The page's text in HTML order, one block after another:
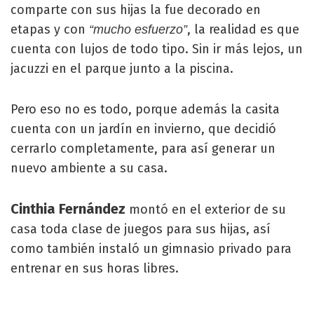
comparte con sus hijas la fue decorado en
etapas y con “mucho esfuerzo”, la realidad es que
cuenta con lujos de todo tipo. Sin ir más lejos, un
jacuzzi en el parque junto a la piscina.
Pero eso no es todo, porque además la casita
cuenta con un jardín en invierno, que decidió
cerrarlo completamente, para así generar un
nuevo ambiente a su casa.
Cinthia Fernández montó en el exterior de su
casa toda clase de juegos para sus hijas, así
como también instaló un gimnasio privado para
entrenar en sus horas libres.